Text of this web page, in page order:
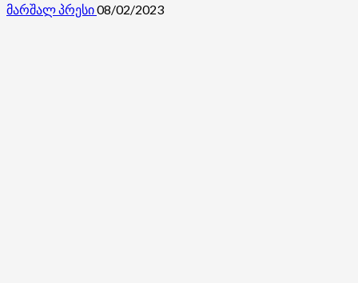
მარშალ პრესი08/02/2023